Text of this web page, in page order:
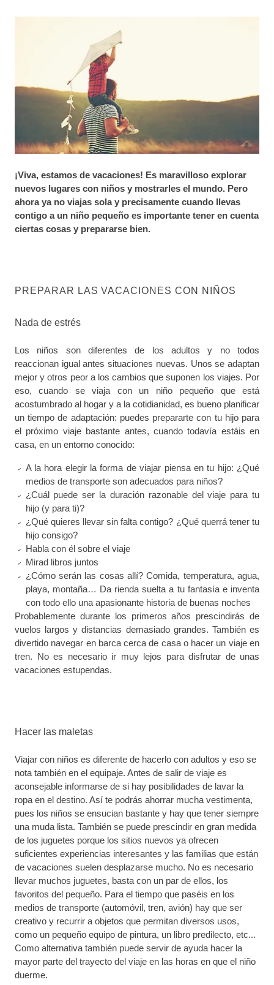
¡Viva, estamos de vacaciones! Es maravilloso explorar
nuevos lugares con niños y mostrarles el mundo. Pero
ahora ya no viajas sola y precisamente cuando llevas
contigo a un niño pequeño es importante tener en cuenta
ciertas cosas y prepararse bien.
PREPARAR LAS VACACIONES CON NIÑOS
Nada de estrés
Los niños son diferentes de los adultos y no todos
reaccionan igual antes situaciones nuevas. Unos se adaptan
mejor y otros peor a los cambios que suponen los viajes. Por
eso, cuando se viaja con un niño pequeño que está
acostumbrado al hogar y a la cotidianidad, es bueno planificar
un tiempo de adaptación: puedes prepararte con tu hijo para
el próximo viaje bastante antes, cuando todavía estáis en
casa, en un entorno conocido:
A la hora elegir la forma de viajar piensa en tu hijo: ¿Qué
medios de transporte son adecuados para niños?
¿Cuál puede ser la duración razonable del viaje para tu
hijo (y para ti)?
¿Qué quieres llevar sin falta contigo? ¿Qué querrá tener tu
hijo consigo?
Habla con él sobre el viaje
Mirad libros juntos
¿Cómo serán las cosas allí? Comida, temperatura, agua,
playa, montaña… Da rienda suelta a tu fantasía e inventa
con todo ello una apasionante historia de buenas noches
Probablemente durante los primeros años prescindirás de
vuelos largos y distancias demasiado grandes. También es
divertido navegar en barca cerca de casa o hacer un viaje en
tren. No es necesario ir muy lejos para disfrutar de unas
vacaciones estupendas.
Hacer las maletas
Viajar con niños es diferente de hacerlo con adultos y eso se
nota también en el equipaje. Antes de salir de viaje es
aconsejable informarse de si hay posibilidades de lavar la
ropa en el destino. Así te podrás ahorrar mucha vestimenta,
pues los niños se ensucian bastante y hay que tener siempre
una muda lista. También se puede prescindir en gran medida
de los juguetes porque los sitios nuevos ya ofrecen
suficientes experiencias interesantes y las familias que están
de vacaciones suelen desplazarse mucho. No es necesario
llevar muchos juguetes, basta con un par de ellos, los
favoritos del pequeño. Para el tiempo que paséis en los
medios de transporte (automóvil, tren, avión) hay que ser
creativo y recurrir a objetos que permitan diversos usos,
como un pequeño equipo de pintura, un libro predilecto, etc...
Como alternativa también puede servir de ayuda hacer la
mayor parte del trayecto del viaje en las horas en que el niño
duerme.